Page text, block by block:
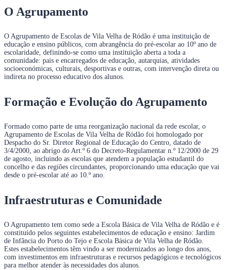
O Agrupamento
O Agrupamento de Escolas de Vila Velha de Ródão é uma instituição de
educação e ensino públicos, com abrangência do pré-escolar ao 10º ano de
escolaridade, definindo-se como uma instituição aberta a toda a
comunidade: pais e encarregados de educação, autarquias, atividades
socioeconómicas, culturais, desportivas e outras, com intervenção direta ou
indireta no processo educativo dos alunos.
Formação e Evolução do Agrupamento
Formado como parte de uma reorganização nacional da rede escolar, o
Agrupamento de Escolas de Vila Velha de Ródão foi homologado por
Despacho do Sr. Diretor Regional de Educação do Centro, datado de
3/4/2000, ao abrigo do Art.º 6 do Decreto-Regulamentar n.º 12/2000 de 29
de agosto, incluindo as escolas que atendem a população estudantil do
concelho e das regiões circundantes, proporcionando uma educação que vai
desde o pré-escolar até ao 10.º ano.
Infraestruturas e Comunidade
O Agrupamento tem como sede a Escola Básica de Vila Velha de Ródão e é
constituído pelos seguintes estabelecimentos de educação e ensino: Jardim
de Infância do Porto do Tejo e Escola Básica de Vila Velha de Ródão.
Estes estabelecimentos têm vindo a ser modernizados ao longo dos anos,
com investimentos em infraestruturas e recursos pedagógicos e tecnológicos
para melhor atender às necessidades dos alunos.